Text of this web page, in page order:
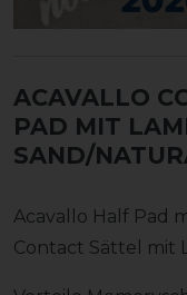
ACAVALLO
PAD MIT
SAND/
Acavallo Half Pad
Contact Sättel mit